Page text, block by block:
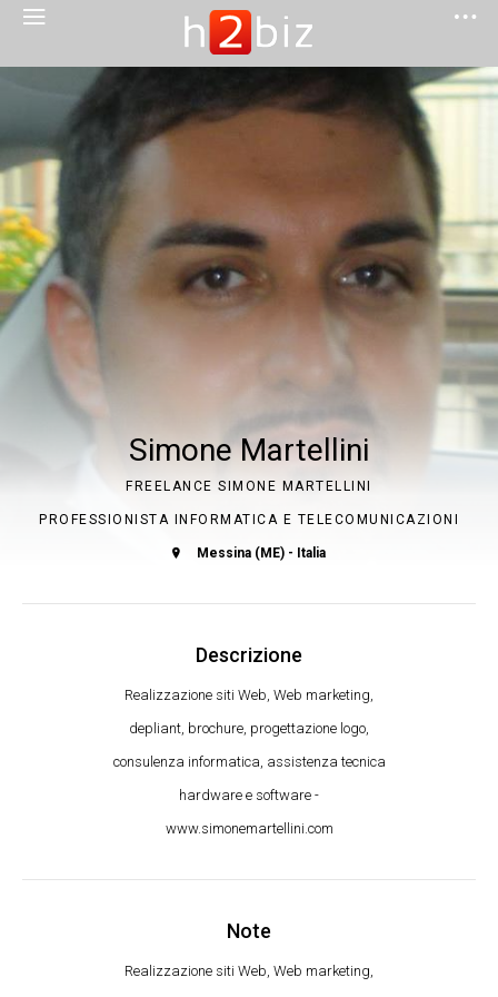
Simone Martellini
FREELANCE SIMONE MARTELLINI
PROFESSIONISTA INFORMATICA E TELECOMUNICAZIONI
Messina (ME) - Italia
Descrizione
Realizzazione siti Web, Web marketing,
depliant, brochure, progettazione logo,
consulenza informatica, assistenza tecnica
hardware e software -
www.simonemartellini.com
Note
Realizzazione siti Web, Web marketing,